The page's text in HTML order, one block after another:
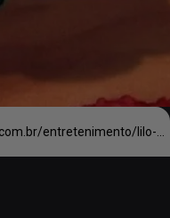
https://www.cnnbrasil.com.br/entretenimento/lilo-stitch-conheca-sydney-agudong-escolhida-para-viver-nani-no-live-action/